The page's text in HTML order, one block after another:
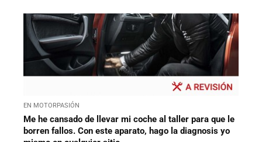
EN MOTORPASIÓN
Me he cansado de llevar mi coche al taller para que le
borren fallos. Con este aparato, hago la diagnosis yo